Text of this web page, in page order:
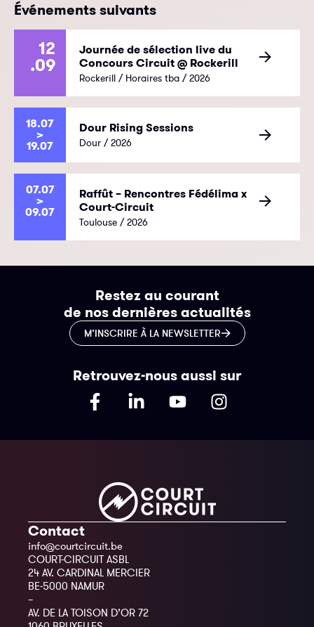
Événements suivants
12
.09
Journée de sélection live du
Concours Circuit @ Rockerill
Rockerill / Horaires tba / 2026
18.07
>
19.07
Dour Rising Sessions
Dour / 2026
07.07
>
09.07
Raffût – Rencontres Fédélima x
Court-Circuit
Toulouse / 2026
Restez au courant
de nos dernières actualités
M’INSCRIRE À LA NEWSLETTER
Retrouvez-nous aussi sur
Contact
info@courtcircuit.be
COURT-CIRCUIT ASBL
24 AV. CARDINAL MERCIER
BE-5000 NAMUR
–
AV. DE LA TOISON D’OR 72